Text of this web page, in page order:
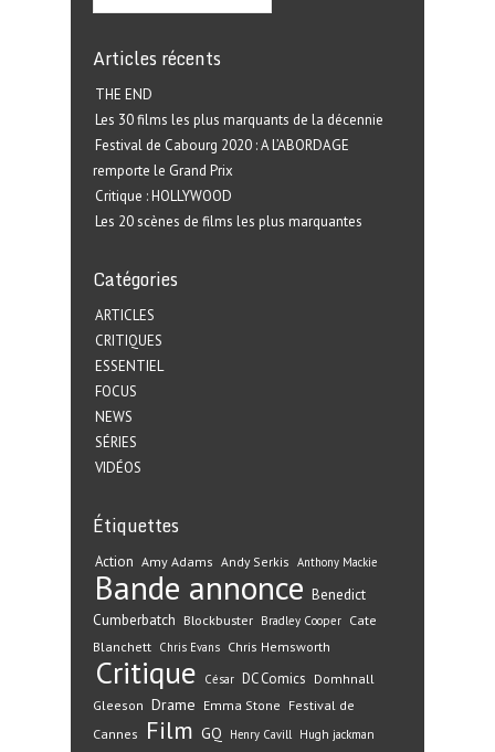
Articles récents
THE END
Les 30 films les plus marquants de la décennie
Festival de Cabourg 2020 : A L’ABORDAGE
remporte le Grand Prix
Critique : HOLLYWOOD
Les 20 scènes de films les plus marquantes
Catégories
ARTICLES
CRITIQUES
ESSENTIEL
FOCUS
NEWS
SÉRIES
VIDÉOS
Étiquettes
Action Amy Adams Andy Serkis Anthony Mackie
Bande annonce Benedict
Cumberbatch Blockbuster Bradley Cooper Cate
Blanchett Chris Evans Chris Hemsworth
Critique César DC Comics Domhnall
Gleeson Drame Emma Stone Festival de
Cannes
Film GQ Henry Cavill Hugh jackman